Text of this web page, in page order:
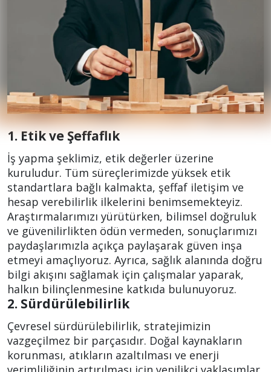
1. Etik ve Şeffaflık
İş yapma şeklimiz, etik değerler üzerine
kuruludur. Tüm süreçlerimizde yüksek etik
standartlara bağlı kalmakta, şeffaf iletişim ve
hesap verebilirlik ilkelerini benimsemekteyiz.
Araştırmalarımızı yürütürken, bilimsel doğruluk
ve güvenilirlikten ödün vermeden, sonuçlarımızı
paydaşlarımızla açıkça paylaşarak güven inşa
etmeyi amaçlıyoruz. Ayrıca, sağlık alanında doğru
bilgi akışını sağlamak için çalışmalar yaparak,
halkın bilinçlenmesine katkıda bulunuyoruz.
2. Sürdürülebilirlik
Çevresel sürdürülebilirlik, stratejimizin
vazgeçilmez bir parçasıdır. Doğal kaynakların
korunması, atıkların azaltılması ve enerji